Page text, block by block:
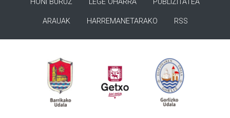
HONI BURUZ LEGE OHARRA PUBLIZITATEA
ARAUAK HARREMANETARAKO RSS